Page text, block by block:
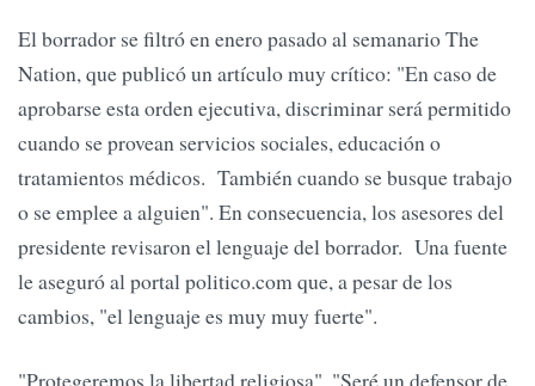
El borrador se filtró en enero pasado al semanario The
Nation, que publicó un artículo muy crítico: "En caso de
aprobarse esta orden ejecutiva, discriminar será permitido
cuando se provean servicios sociales, educación o
tratamientos médicos. También cuando se busque trabajo
o se emplee a alguien". En consecuencia, los asesores del
presidente revisaron el lenguaje del borrador. Una fuente
le aseguró al portal politico.com que, a pesar de los
cambios, "el lenguaje es muy muy fuerte".
"Protegeremos la libertad religiosa", "Seré un defensor de